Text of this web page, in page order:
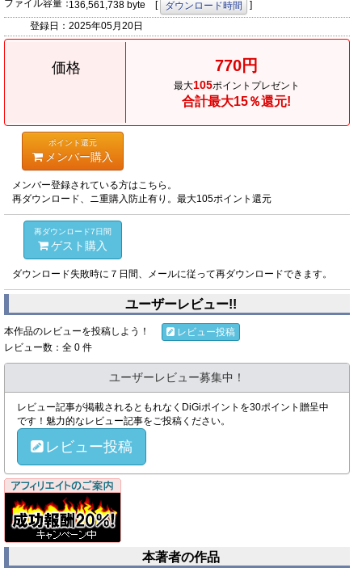
ファイル容量：136,561,738 byte [ ダウンロード時間
]
登録日： 2025年05月20日
価格 770円
最大105ポイントプレゼント
合計最大15％還元!
ポイント還元
メンバー購入
メンバー登録されている方はこちら。
再ダウンロード、ニ重購入防止有り。最大105ポイント還元
再ダウンロード7日間
ゲスト購入
ダウンロード失敗時に７日間、メールに従って再ダウンロードできます。
ユーザーレビュー!!
本作品のレビューを投稿しよう！
レビュー投稿
レビュー数：全 0 件
ユーザーレビュー募集中！
レビュー記事が掲載されるともれなくDiGiポイントを30ポイント贈呈中
です！魅力的なレビュー記事をご投稿ください。
レビュー投稿
本著者の作品